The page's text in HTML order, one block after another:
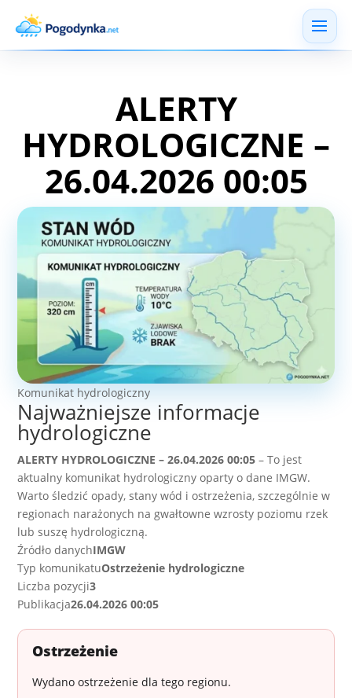
ALERTY
HYDROLOGICZNE –
26.04.2026 00:05
Komunikat hydrologiczny
Najważniejsze informacje
hydrologiczne
ALERTY HYDROLOGICZNE – 26.04.2026 00:05 – To jest
aktualny komunikat hydrologiczny oparty o dane IMGW.
Warto śledzić opady, stany wód i ostrzeżenia, szczególnie w
regionach narażonych na gwałtowne wzrosty poziomu rzek
lub suszę hydrologiczną.
Źródło danychIMGW
Typ komunikatuOstrzeżenie hydrologiczne
Liczba pozycji3
Publikacja26.04.2026 00:05
Ostrzeżenie
Wydano ostrzeżenie dla tego regionu.